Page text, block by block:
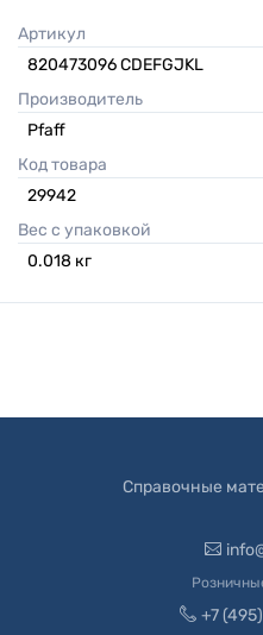
Артикул
820473096 СDEFGJKL
Производитель
Pfaff
Код товара
29942
Вес с упаковкой
0.018 кг
Справочные
+7